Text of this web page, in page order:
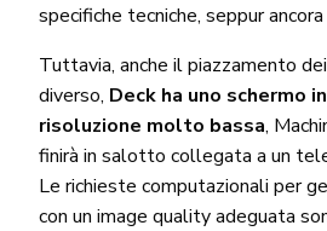
specifiche tecniche, seppur
Tuttavia, anche il piazzamento
diverso, Deck ha uno schermo
risoluzione molto bassa,
finirà in salotto collegata a un
Le richieste computazionali per
con un image quality adeguata